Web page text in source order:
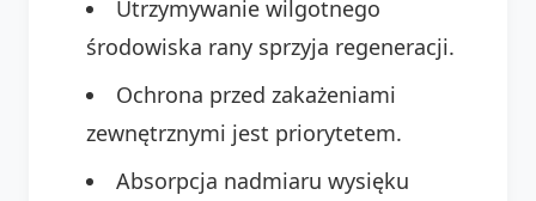
Utrzymywanie wilgotnego
środowiska rany sprzyja regeneracji.
Ochrona przed zakażeniami
zewnętrznymi jest priorytetem.
Absorpcja nadmiaru wysięku